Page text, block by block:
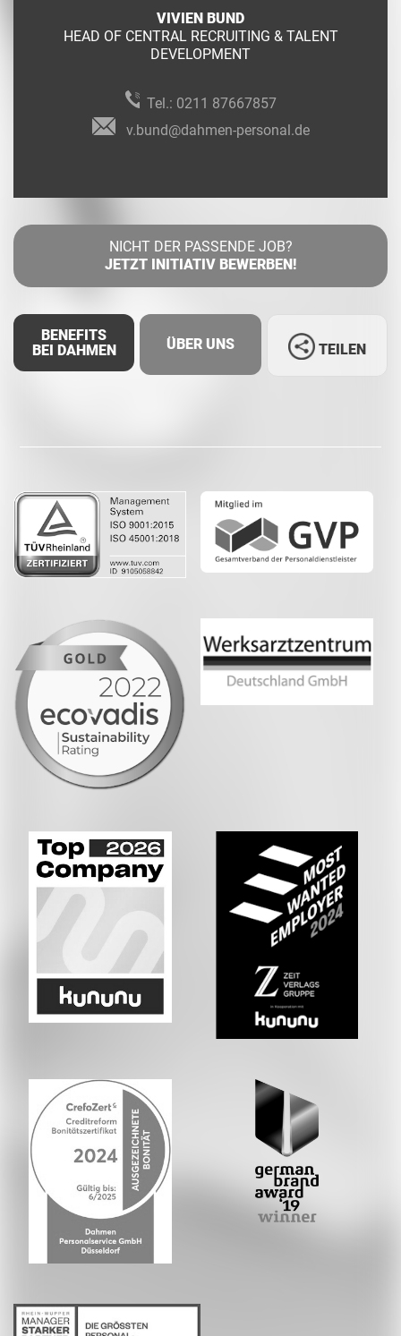
VIVIEN BUND
HEAD OF CENTRAL RECRUITING & TALENT
DEVELOPMENT
Tel.: 0211 87667857
v.bund@dahmen-personal.de
NICHT DER PASSENDE JOB?
JETZT INITIATIV BEWERBEN!
BENEFITS
BEI DAHMEN
ÜBER UNS TEILEN